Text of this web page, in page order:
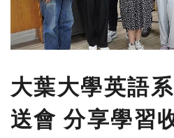
大葉大學英語
送會 分享學習